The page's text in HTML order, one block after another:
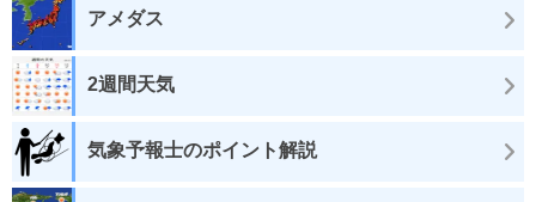
アメダス
2週間天気
気象予報士のポイント解説